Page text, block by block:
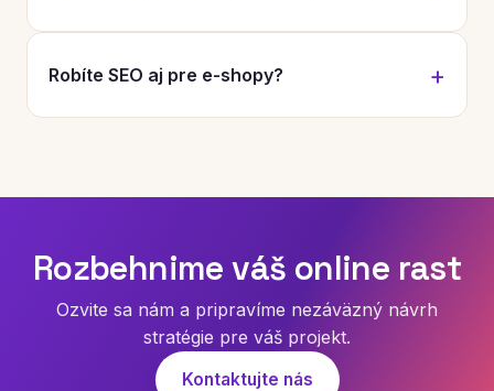
Robíte SEO aj pre e-shopy?
Rozbehnime váš online rast
Ozvite sa nám a pripravíme nezáväzný návrh
stratégie pre váš projekt.
Kontaktujte nás